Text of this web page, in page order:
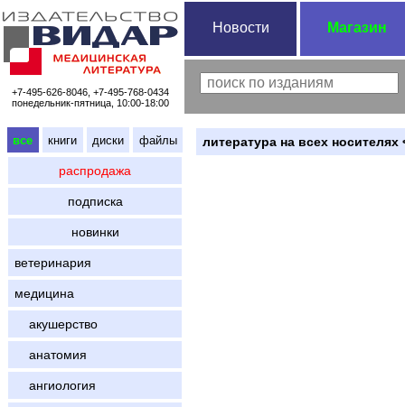
+7-495-626-8046, +7-495-768-0434
понедельник-пятница, 10:00-18:00
Новости Магазин
все книги диски файлы
распродажа
подписка
новинки
ветеринария
медицина
акушерство
анатомия
ангиология
литература на всех носителях